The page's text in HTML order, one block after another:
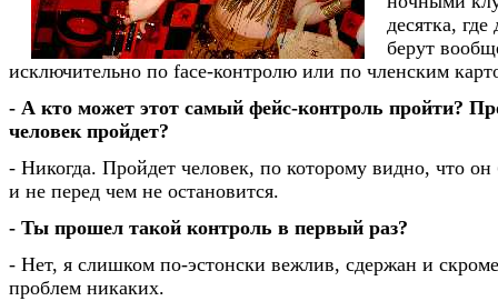
десятка, где
берут
исключительно по face-контролю или по членским
- А кто может этот самый фейс-контроль пройти?
человек пройдет?
- Никогда. Пройдет человек, по которому видно, что он
и не перед чем не остановится.
- Ты прошел такой контроль в первый раз?
- Нет, я слишком по-эстонски вежлив, сдержан и
проблем никаких.